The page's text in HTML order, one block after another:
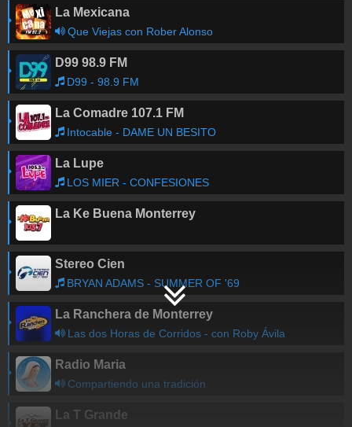
La Mexicana
Que Viejas con Rober Alonso
D99 98.9 FM
D99 - 98.9 FM
La Comadre 107.1 FM
Intocable - DAME UN BESITO
La Lupe
LOS MIER - CONFESIONES
La Ke Buena Monterrey
Stereo Cien
BRYAN ADAMS - SUMMER OF '69
La Ranchera de Monterrey
Las dos Horas de Corridos - con Roby Ávila
Radio Maria
Compartiendo una tradición
La T Grande